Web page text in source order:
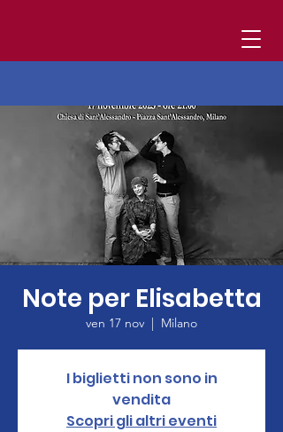
Note per Elisabetta
ven 17 nov
  |
Milano
I biglietti non sono in
vendita
Scopri gli altri eventi